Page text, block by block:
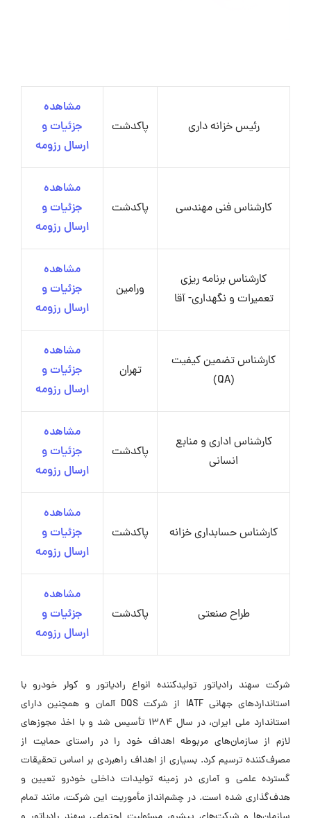
رئیس خزانه داری پاکدشت
مشاهده
جزئیات و
ارسال رزومه
کارشناس فنی مهندسی پاکدشت
مشاهده
جزئیات و
ارسال رزومه
کارشناس برنامه ریزی
تعمیرات و نگهداری- آقا
ورامین
مشاهده
جزئیات و
ارسال رزومه
کارشناس تضمین کیفیت
(QA)
تهران
مشاهده
جزئیات و
ارسال رزومه
کارشناس اداری و منابع
انسانی
پاکدشت
مشاهده
جزئیات و
ارسال رزومه
کارشناس حسابداری خزانه پاکدشت
مشاهده
جزئیات و
ارسال رزومه
طراح صنعتی پاکدشت
مشاهده
جزئیات و
ارسال رزومه
شرکت سهند رادیاتور تولیدکننده انواع رادیاتور و کولر خودرو با
استانداردهای جهانی IATF از شرکت DQS آلمان و همچنین دارای
استاندارد ملی ایران، در سال ۱۳۸۴ تأسیس شد و با اخذ مجوزهای
لازم از سازمان‌های مربوطه اهداف خود را در راستای حمایت از
مصرف‌کننده ترسیم کرد. بسیاری از اهداف راهبردی بر اساس تحقیقات
گسترده علمی و آماری در زمینه تولیدات داخلی خودرو تعیین و
هدف‌گذاری شده است. در چشم‌انداز مأموریت این شرکت، مانند تمام